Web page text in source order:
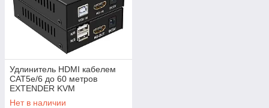
Удлинитель HDMI кабелем
CAT5e/6 до 60 метров
EXTENDER KVM
Нет в наличии